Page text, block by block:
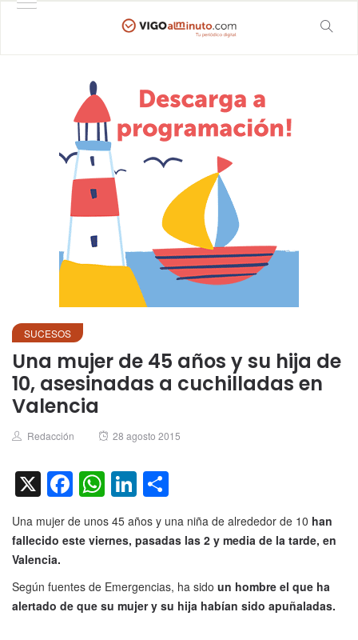
SUCESOS
Una mujer de 45 años y su hija de
10, asesinadas a cuchilladas en
Valencia
Author
Redacción
Posted
28 agosto 2015
X Facebook
WhatsApp
LinkedIn
Una mujer de unos 45 años y una niña de alrededor de 10 han
fallecido este viernes, pasadas las 2 y media de la tarde, en
Valencia.
Según fuentes de Emergencias, ha sido un hombre el que ha
alertado de que su mujer y su hija habían sido apuñaladas.